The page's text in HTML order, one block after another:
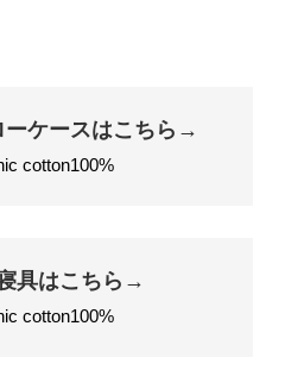
ーケースはこちら→
cotton100%
具はこちら→
cotton100%